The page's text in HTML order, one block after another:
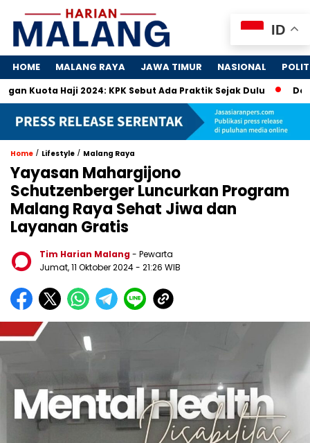
HOME MALANG RAYA JAWA TIMUR NASIONAL
Haji 2024: KPK Sebut Ada Praktik Sejak Dulu Dosa-Dosa
Home / Lifestyle / Malang Raya
Yayasan Mahargijono
Schutzenberger Luncurkan Program
Malang Raya Sehat Jiwa dan
Layanan Gratis
Tim Harian Malang- Pewarta
Jumat, 11 Oktober 2024- 21:26 WIB
ID